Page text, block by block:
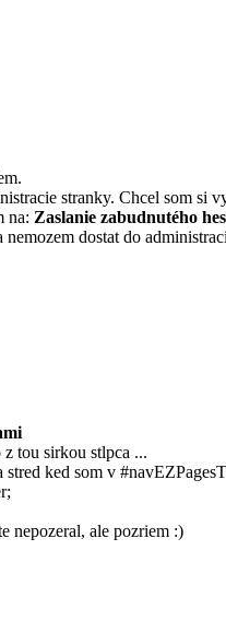
stranky. Chcel som si
na: Zaslanie zabudnutého
nemozem dostat do
tou sirkou stlpca ...
ked som v
nepozeral, ale pozriem :)